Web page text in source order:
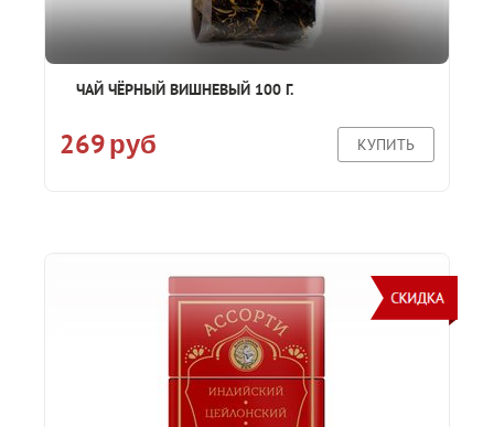
ЧАЙ ЧЁРНЫЙ ВИШНЕВЫЙ 100 Г.
269 руб КУПИТЬ